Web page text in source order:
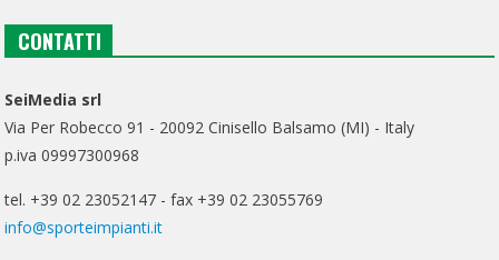
CONTATTI
SeiMedia srl
Via Per Robecco 91 - 20092 Cinisello Balsamo (MI) - Italy
p.iva 09997300968
tel. +39 02 23052147 - fax +39 02 23055769
info@sporteimpianti.it